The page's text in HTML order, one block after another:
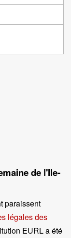
de l'Ile-
paraissent
légales des
EURL a été